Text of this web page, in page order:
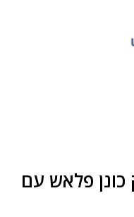
כונן פלאש עם